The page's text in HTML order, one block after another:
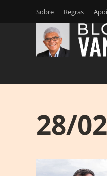
Sobre Regras
28/